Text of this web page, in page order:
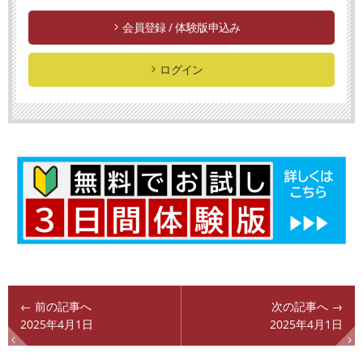
会員登録 / 体験版申込み
ログイン
← 前の記事へ
2025年4月1日
次の記事へ →
2025年4月1日